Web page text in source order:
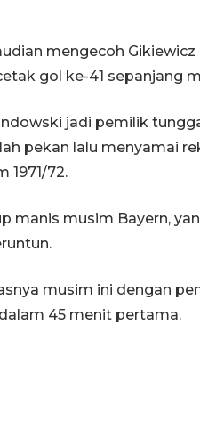
mengecoh
gol ke-41 sepanjang
jadi pemilik
pekan lalu menyamai
1971/72.
manis musim Bayern,
musim ini dengan
45 menit pertama.